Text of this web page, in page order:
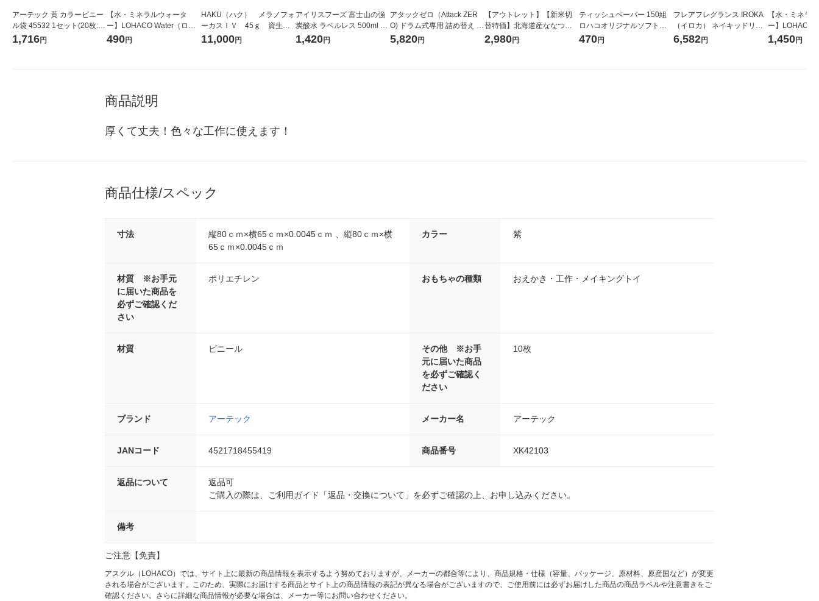
アーテック 黄 カラービニー
ル袋 45532 1セット(20枚:10
枚×2)
1,716円
【水・ミネラルウォータ
ー】LOHACO Water（ロハ
コウォーター）2L ラベルレ
490円
HAKU（ハク） メラノフォ
ーカスＩＶ 45ｇ 資生
堂 おまけ付き
11,000円
アイリスフーズ 富士山の強
炭酸水 ラベルレス 500ml 1
箱（24本入）
1,420円
アタックゼロ（Attack ZER
O) ドラム式専用 詰め替え メ
ガジャンボ 2300g 1セット
（2個入) 洗濯洗剤 花王
5,820円
【アウトレット】【新米切
替特価】北海道産ななつぼ
し 無洗米 5kg 1袋 令和7年産
米 木徳神糧 オリジナル
2,980円
ティッシュペーパー 150組
ロハコオリジナルソフトパ
ックティッシュ フィオナ オ
470円
フレアフレグランス IROKA
（イロカ） ネイキッドリリ
ーの香り 柔軟剤 詰め替え 超
特大 1200ml 1セット（5個
6,582円
【水・ミネラ
ー】LOHACO
1箱（20本入
（イチオシ）
1,450円
商品説明
厚くて丈夫！色々な工作に使えます！
商品仕様/スペック
寸法
縦80ｃｍ×横65ｃｍ×0.0045ｃｍ 、縦80ｃｍ×横
65ｃｍ×0.0045ｃｍ
カラー 紫
材質 ※お手元
に届いた商品を
必ずご確認くだ
さい
ポリエチレン おもちゃの種類 おえかき・工作・メイキングトイ
材質 ビニール
その他 ※お手
元に届いた商品
を必ずご確認く
ださい
10枚
ブランド アーテック メーカー名 アーテック
JANコード 4521718455419 商品番号 XK42103
返品について
返品可
ご購入の際は、ご利用ガイド「返品・交換について」を必ずご確認の上、お申し込みください。
備考
ご注意【免責】
アスクル（LOHACO）では、サイト上に最新の商品情報を表示するよう努めておりますが、メーカーの都合等により、商品規格・仕様（容量、パッケージ、原材料、原産国など）が変更
される場合がございます。このため、実際にお届けする商品とサイト上の商品情報の表記が異なる場合がございますので、ご使用前には必ずお届けした商品の商品ラベルや注意書きをご
確認ください。さらに詳細な商品情報が必要な場合は、メーカー等にお問い合わせください。